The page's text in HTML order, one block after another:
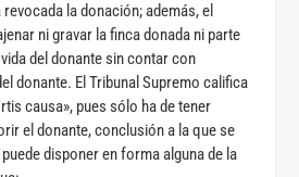
la donación; además, el
ni gravar la finca donada ni parte
del donante sin contar con
donante. El Tribunal Supremo califica
causa», pues sólo ha de tener
el donante, conclusión a la que se
disponer en forma alguna de la